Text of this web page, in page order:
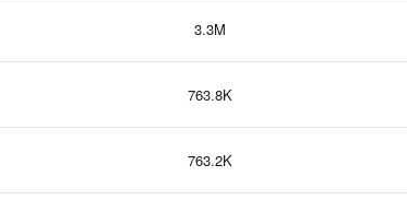
3.3M
763.8K
763.2K